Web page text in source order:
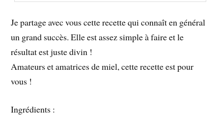
Je partage avec vous cette recette qui connaît en général
un grand succès. Elle est assez simple à faire et le
résultat est juste divin !
Amateurs et amatrices de miel, cette recette est pour
vous !
Ingrédients :